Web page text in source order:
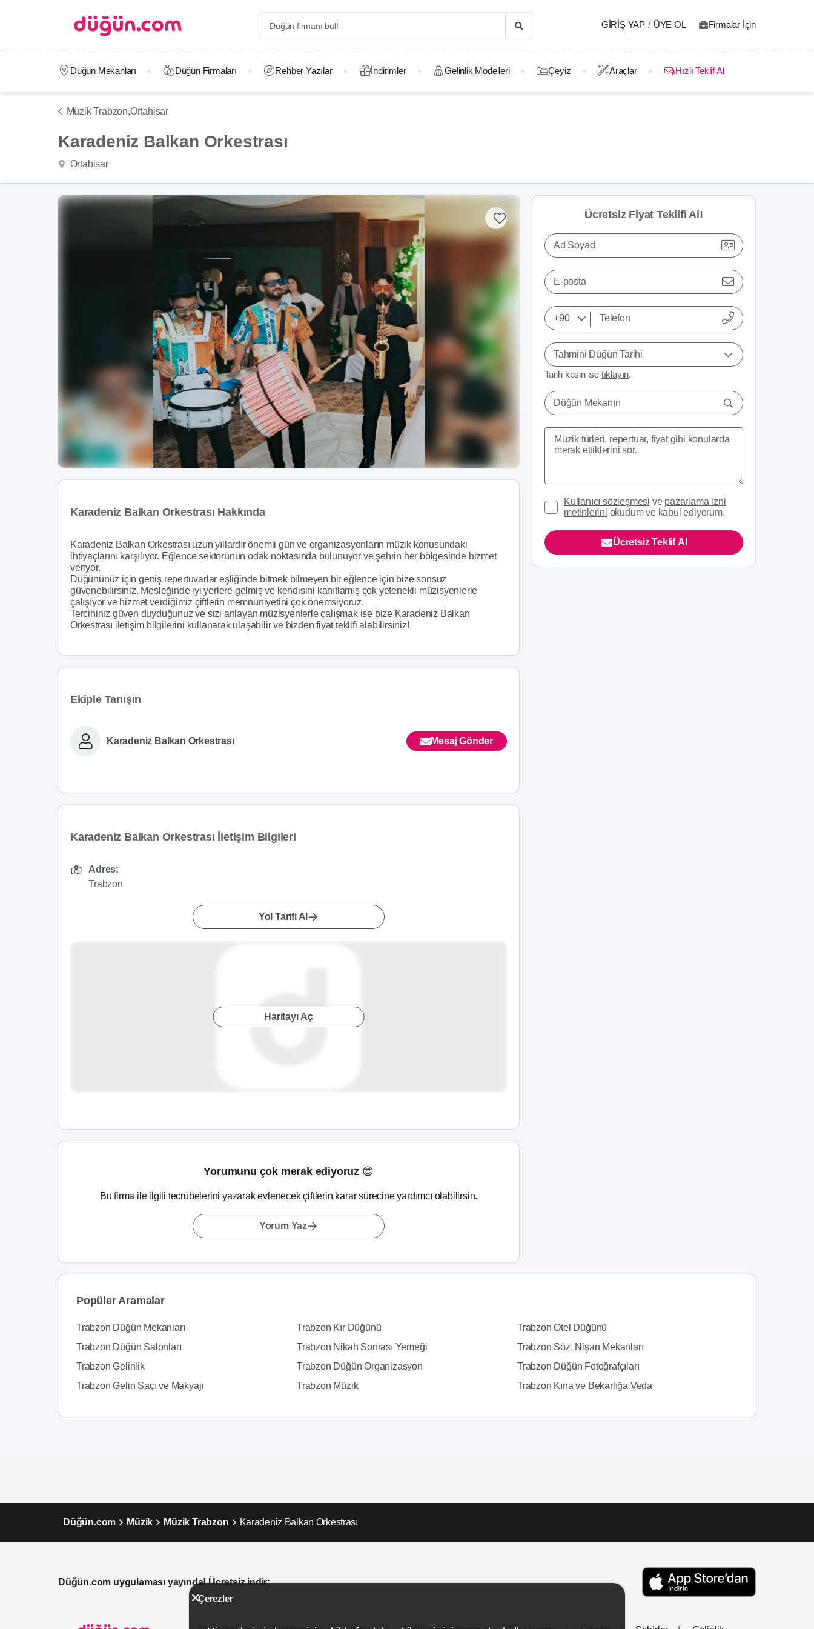
GIRIŞ YAP / ÜYE OL Firmalar İçin
Düğün Mekanları Düğün Firmaları Rehber Yazılar İndirimler Gelinlik Modelleri Çeyiz Araçlar Hızlı Teklif Al
Müzik Trabzon,Ortahisar
Karadeniz Balkan Orkestrası
Ortahisar
Karadeniz Balkan Orkestrası Hakkında
Karadeniz Balkan Orkestrası uzun yıllardır önemli gün ve organizasyonların müzik konusundaki
ihtiyaçlarını karşılıyor. Eğlence sektörünün odak noktasında bulunuyor ve şehrin her bölgesinde hizmet
veriyor.
Düğününüz için geniş repertuvarlar eşliğinde bitmek bilmeyen bir eğlence için bize sonsuz
güvenebilirsiniz. Mesleğinde iyi yerlere gelmiş ve kendisini kanıtlamış çok yetenekli müzisyenlerle
çalışıyor ve hizmet verdiğimiz çiftlerin memnuniyetini çok önemsiyoruz.
Tercihiniz güven duyduğunuz ve sizi anlayan müzisyenlerle çalışmak ise bize Karadeniz Balkan
Orkestrası iletişim bilgilerini kullanarak ulaşabilir ve bizden fiyat teklifi alabilirsiniz!
Ekiple Tanışın
Karadeniz Balkan Orkestrası Mesaj Gönder
Karadeniz Balkan Orkestrası İletişim Bilgileri
Adres:
Trabzon
Yol Tarifi Al
Haritayı Aç
Yorumunu çok merak ediyoruz 😍
Bu firma ile ilgili tecrübelerini yazarak evlenecek çiftlerin karar sürecine yardımcı olabilirsin.
Yorum Yaz
Ücretsiz Fiyat Teklifi Al!
Ad Soyad
E-posta
Tahmini Düğün Tarihi
Tarih kesin ise tıklayın.
Düğün Mekanın
Kullanıcı sözleşmesi ve pazarlama izni
metinlerini okudum ve kabul ediyorum.
Ücretsiz Teklif Al
Popüler Aramalar
Trabzon Düğün Mekanları Trabzon Kır Düğünü
Trabzon Otel Düğünü
Trabzon Düğün Salonları
Trabzon Nikah Sonrası Yemeği
Trabzon Söz, Nişan Mekanları
Trabzon Gelinlik
Trabzon Düğün Organizasyon
Trabzon Düğün Fotoğrafçıları
Trabzon Gelin Saçı ve Makyajı
Trabzon Müzik Trabzon Kına ve Bekarlığa Veda
Düğün.com Müzik Müzik Trabzon Karadeniz Balkan Orkestrası
Düğün.com uygulaması yayında! Ücretsiz indir:
Çerezler